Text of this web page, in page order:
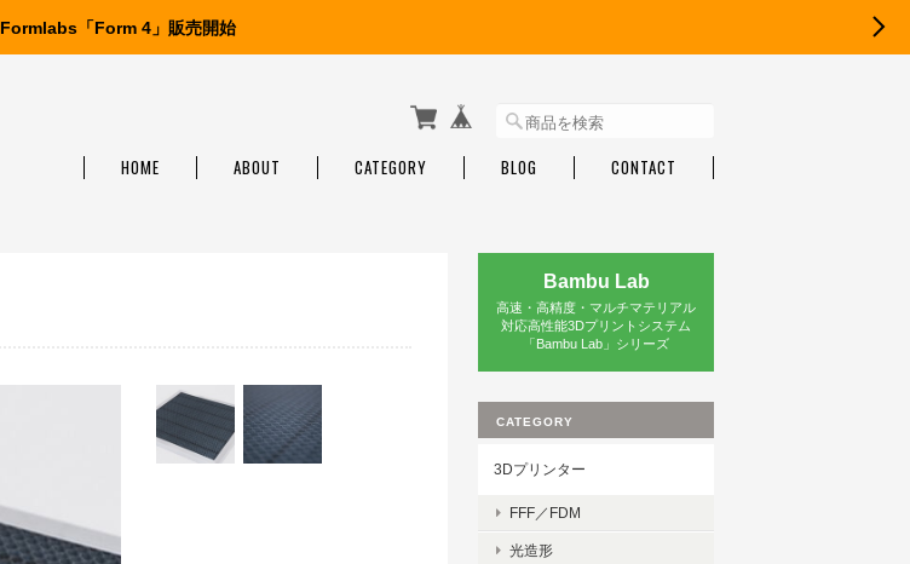
Formlabs「Form 4」販売開始
HOME ABOUT CATEGORY BLOG CONTACT
Bambu Lab
高速・高精度・マルチマテリアル
対応高性能3Dプリントシステム
「Bambu Lab」シリーズ
CATEGORY
3Dプリンター
FFF／FDM
光造形